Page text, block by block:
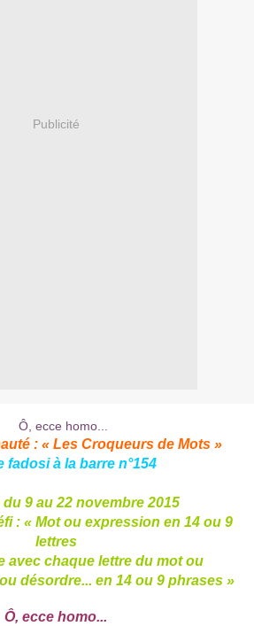
Publicité
: « Les Croqueurs de Mots »
fadosià la barre n°154
9 au 22 novembre 2015
: « Mot ou expression en 14 ou 9
lettres
avec chaque lettre du mot ou
désordre... en 14 ou 9 phrases »
Ô, ecce homo...